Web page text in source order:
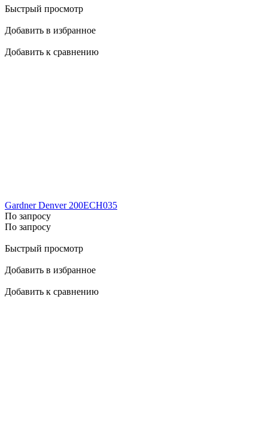
Быстрый просмотр
Добавить в избранное
Добавить к сравнению
Gardner Denver 200ECH035
По запросу
По запросу
Быстрый просмотр
Добавить в избранное
Добавить к сравнению